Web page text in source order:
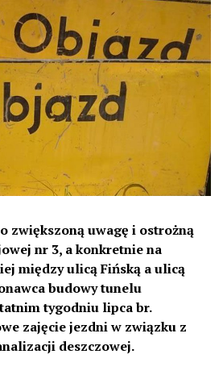
zwiększoną uwagę i ostrożną
nr 3, a konkretnie na
między ulicą Fińską a ulicą
budowy tunelu
tygodniu lipca br.
zajęcie jezdni w związku z
deszczowej.